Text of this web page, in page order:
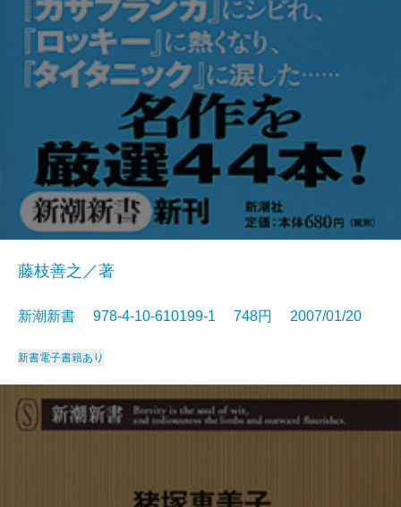
藤枝善之／著
新潮新書 978-4-10-610199-1 748円 2007/01/20
新書電子書籍あり